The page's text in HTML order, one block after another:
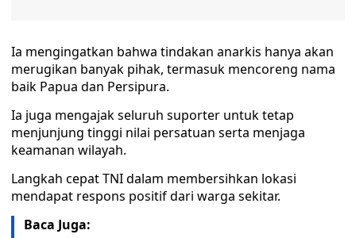
Ia mengingatkan bahwa tindakan anarkis hanya akan
merugikan banyak pihak, termasuk mencoreng nama
baik Papua dan Persipura.
Ia juga mengajak seluruh suporter untuk tetap
menjunjung tinggi nilai persatuan serta menjaga
keamanan wilayah.
Langkah cepat TNI dalam membersihkan lokasi
mendapat respons positif dari warga sekitar.
Baca Juga: